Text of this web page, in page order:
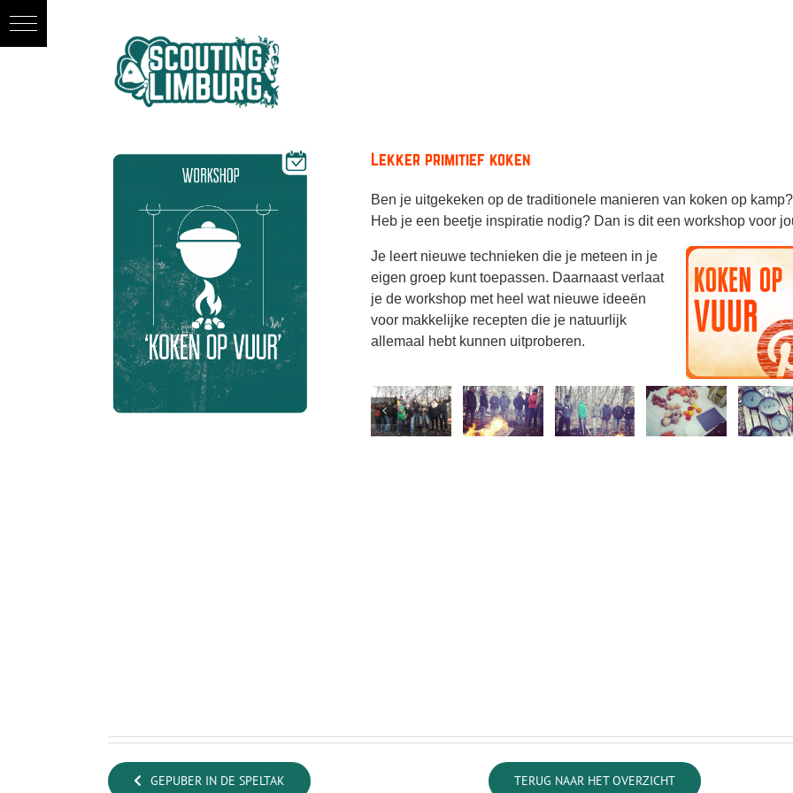
naar
inhoud
Lekker primitief koken
Ben je uitgekeken op de traditionele manieren van koken op kamp?
Heb je een beetje inspiratie nodig? Dan is dit een workshop voor
Je leert nieuwe technieken die je meteen in je
eigen groep kunt toepassen. Daarnaast verlaat
je de workshop met heel wat nieuwe ideeën
voor makkelijke recepten die je natuurlijk
allemaal hebt kunnen uitproberen.
GEPUBER IN DE SPELTAK TERUG NAAR HET OVERZICHT